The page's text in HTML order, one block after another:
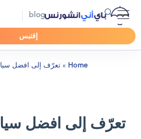
blog
إقتبس
Home
» تعرّف إلى افضل
تعرّف إلى افضل